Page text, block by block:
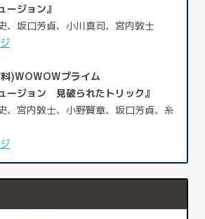
ージョン』
、坂口芳貞、小川真司、宮内敦士
)WOWOWプライム
ージョン 見破られたトリック』
、宮内敦士、小野賢章、坂口芳貞、糸